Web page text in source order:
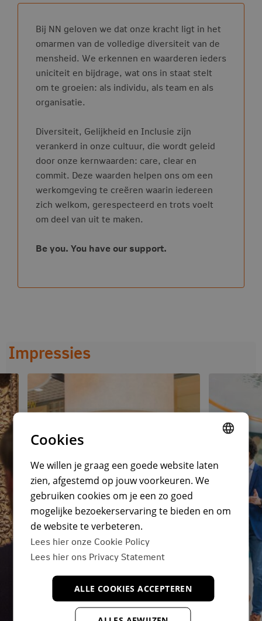
Bij NN geloven we dat onze kracht ligt in het
omarmen van de volledige diversiteit van de
mensheid. We erkennen en waarderen ieders
uniciteit en bijdrage, wat ons in staat stelt
om te groeien: als individu, als team en als
organisatie.
Diversiteit, Gelijkheid en Inclusie zijn
verankerd in onze cultuur, die wordt geleid
door onze kernwaarden: care, clear en
commit. Deze waarden helpen ons om een
werkomgeving te creëren waarin iedereen
zich welkom, gerespecteerd en trots voelt
om deel van uit te maken.
Be you. You have our support.
Impressies
Onze kantoren zijn 100%
circulair
gerenoveerd. Zero
waste, maar zonder
ENGLISH
Cookies
We willen je graag een goede website laten
zien, afgestemd op jouw voorkeuren. We
gebruiken cookies om je een zo goed
mogelijke bezoekerservaring te bieden en om
de website te verbeteren.
Lees hier onze Cookie Policy
Lees hier ons Privacy Statement
ALLE COOKIES ACCEPTEREN